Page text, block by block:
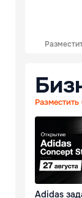
Adidas